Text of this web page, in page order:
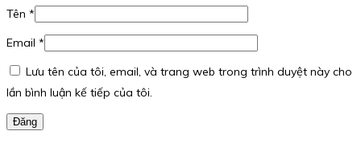
Tên *
Email *
Lưu tên của tôi, email, và trang web trong trình duyệt này cho
lần bình luận kế tiếp của tôi.
Đăng